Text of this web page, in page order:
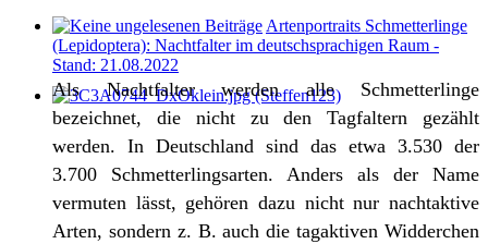
Artenportraits Schmetterlinge
(Lepidoptera): Nachtfalter im deutschsprachigen Raum -
Stand: 21.08.2022
Als Nachtfalter werden alle Schmetterlinge
bezeichnet, die nicht zu den Tagfaltern gezählt
werden. In Deutschland sind das etwa 3.530 der
3.700 Schmetterlingsarten. Anders als der Name
vermuten lässt, gehören dazu nicht nur nachtaktive
Arten, sondern z. B. auch die tagaktiven Widderchen